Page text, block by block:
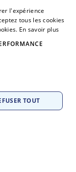
l'expérience
tous les cookies
En savoir plus
TOUT